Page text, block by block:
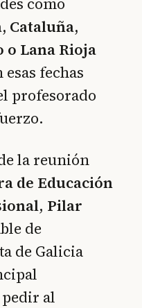
Cataluña,
o Lana Rioja
fechas
profesorado
la reunión
de Educación
, Pilar
de
de Galicia
al